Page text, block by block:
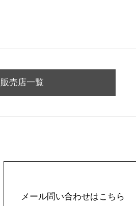
販売店一覧
メール問い合わせはこちら